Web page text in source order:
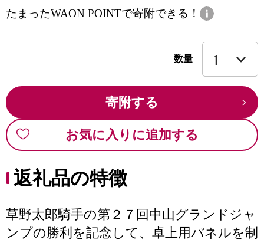
たまったWAON POINTで寄附できる！
数量
寄附する
お気に入りに追加する
返礼品の特徴
草野太郎騎手の第２７回中山グランドジャ
ンプの勝利を記念して、卓上用パネルを制